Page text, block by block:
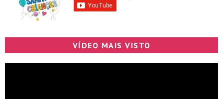
VÍDEO MAIS VISTO